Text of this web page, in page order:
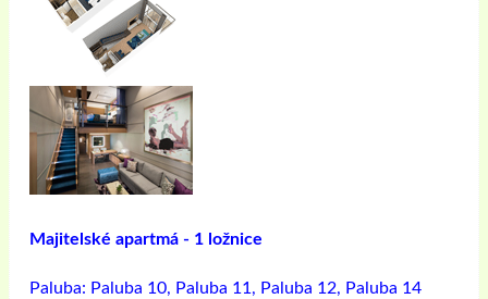
Majitelské apartmá - 1 ložnice
Paluba: Paluba 10, Paluba 11, Paluba 12, Paluba 14